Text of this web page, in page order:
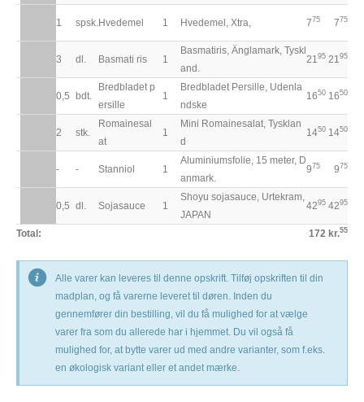
1 spsk. Hvedemel 1 Hvedemel, Xtra, 775 775
3 dl. Basmati ris 1
Basmatiris, Änglamark, Tyskl
and.
21 95 21 95
0,5 bdt.
Bredbladet p
ersille
1
Bredbladet Persille, Udenla
ndske
1650 1650
2 stk.
Romainesal
at
1
Mini Romainesalat, Tysklan
d
1450 1450
- - Stanniol 1
Aluminiumsfolie, 15 meter, D
anmark.
975 975
0,5 dl. Sojasauce 1
Shoyu sojasauce, Urtekram,
JAPAN
4295 4295
Total: 172 kr.55
Alle varer kan leveres til denne opskrift. Tilføj opskriften til din
madplan, og få varerne leveret til døren. Inden du
gennemfører din bestilling, vil du få mulighed for at vælge
varer fra som du allerede har i hjemmet. Du vil også få
mulighed for, at bytte varer ud med andre varianter, som f.eks.
en økologisk variant eller et andet mærke.